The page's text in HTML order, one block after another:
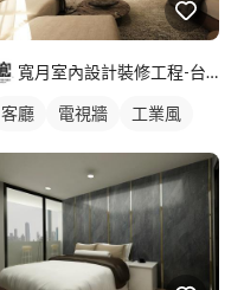
寬月室內設計裝修工程-台北店
客廳 電視牆 工業風